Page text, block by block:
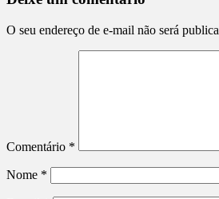
O seu endereço de e-mail não será
Comentário *
Nome *